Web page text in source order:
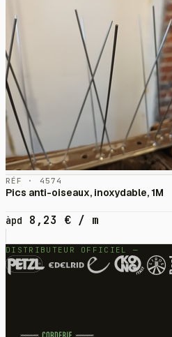
RÉF · 4574
Pics anti-oiseaux, inoxydable, 1M
àpd 8,23 € / m
DISTRIBUTEUR OFFICIEL —